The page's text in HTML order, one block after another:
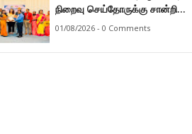
நிறைவு செய்தோருக்கு சான்றிதழ்
வழங்கி வைப்பு.
01/08/2026 - 0 Comments